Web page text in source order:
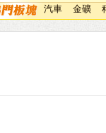
汽車 金礦